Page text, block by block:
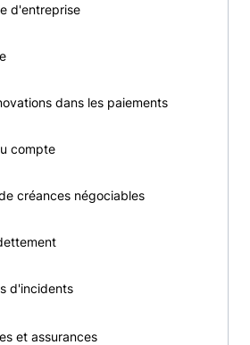
d'entreprise
dans les paiements
compte
créances négociables
d'incidents
et assurances